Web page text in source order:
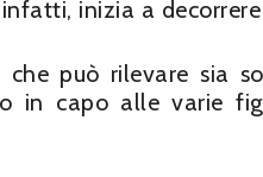
inizia a
che può rilevare
in capo alle varie